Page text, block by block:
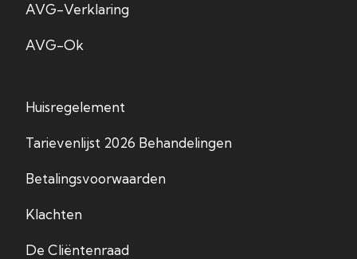
AVG-Verklaring
AVG-Ok
Huisregelement
Tarievenlijst 2026 Behandelingen
Betalingsvoorwaarden
Klachten
De Cliëntenraad